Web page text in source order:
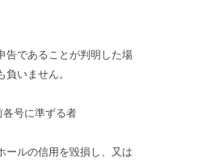
告であることが判明した場
いません。
号に準ずる者
ルの信用を毀損し、又は